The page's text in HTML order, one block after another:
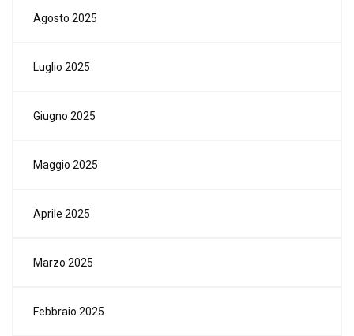
Agosto 2025
Luglio 2025
Giugno 2025
Maggio 2025
Aprile 2025
Marzo 2025
Febbraio 2025